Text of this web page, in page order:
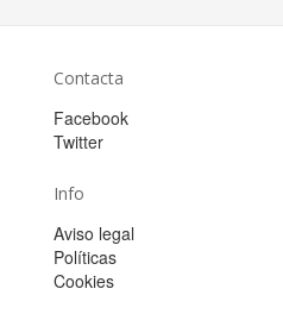
Contacta
Facebook
Twitter
Info
Aviso legal
Políticas
Cookies